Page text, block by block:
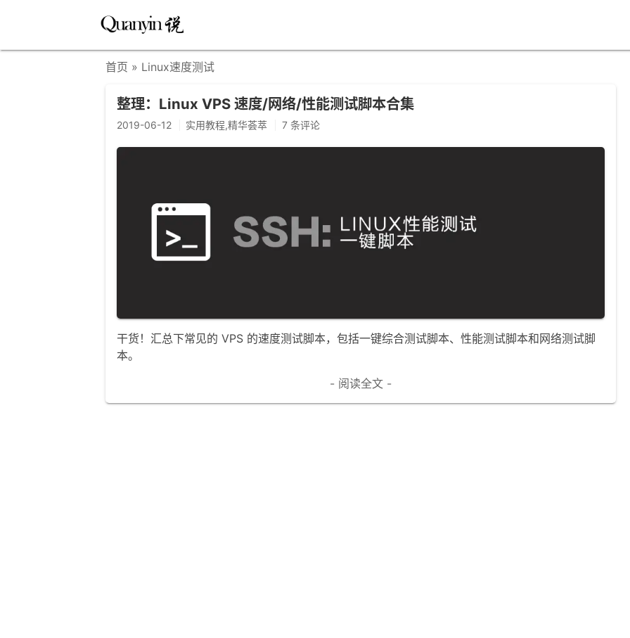
首页 » Linux速度测试
整理：Linux VPS 速度/网络/性能测试脚本合集
2019-06-12 实用教程,精华荟萃 7 条评论
干货！汇总下常见的 VPS 的速度测试脚本，包括一键综合测试脚本、性能测试脚本和网络测试脚
本。
- 阅读全文 -